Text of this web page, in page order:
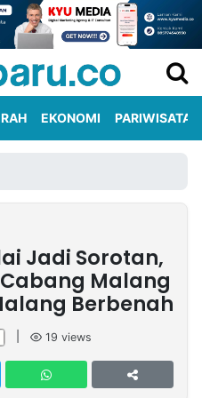
EKONOMI PARIWISATA
Jadi Sorotan,
Cabang Malang
Berbenah
19 views